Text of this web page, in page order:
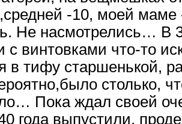
-10, моей
Не насмотрелись… В
винтовками что-то
в тифу старшенькой,
столько,
Пока ждал своей
года выпустили,